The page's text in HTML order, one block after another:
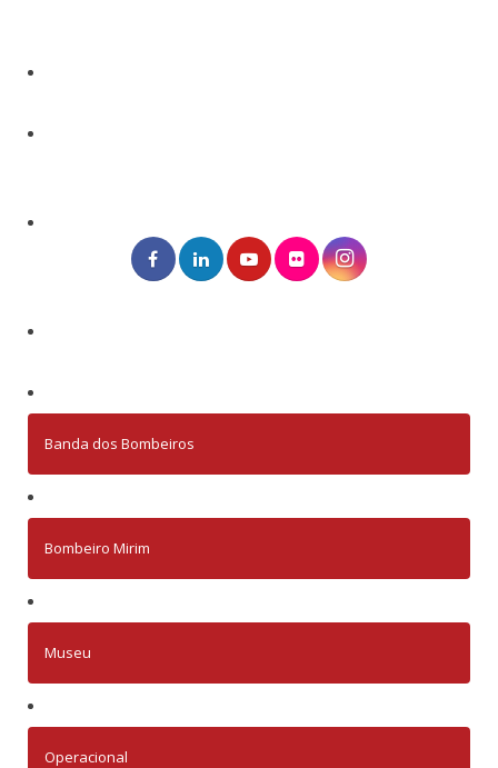
Banda dos Bombeiros
Bombeiro Mirim
Museu
Operacional